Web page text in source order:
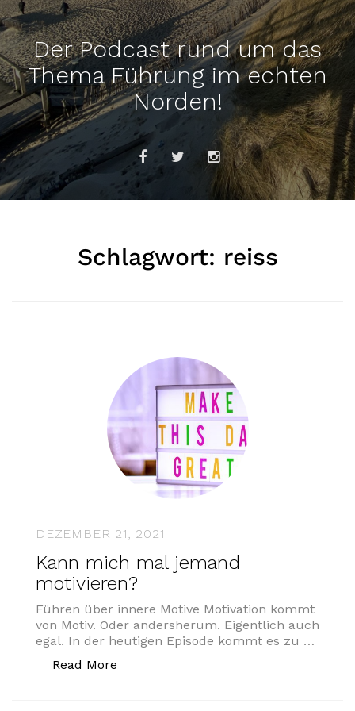
Der Podcast rund um das
Thema Führung im echten
Norden!
Schlagwort: reiss
DEZEMBER 21, 2021
Kann mich mal jemand
motivieren?
Führen über innere Motive Motivation kommt
von Motiv. Oder andersherum. Eigentlich auch
egal. In der heutigen Episode kommt es zu …
Read More